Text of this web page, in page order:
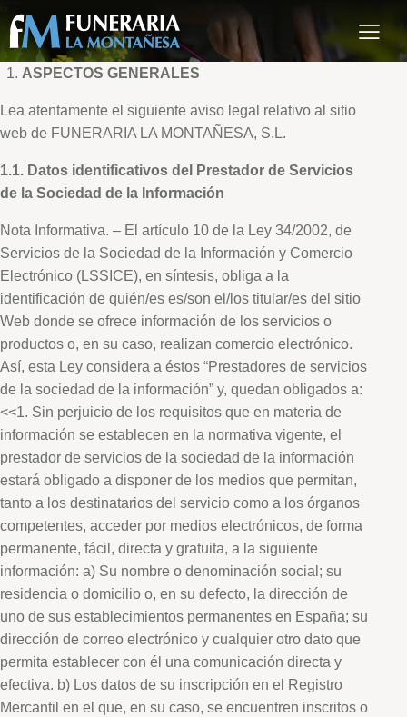
ASPECTOS GENERALES
Lea atentamente el siguiente aviso legal relativo al sitio
web de FUNERARIA LA MONTAÑESA, S.L.
1.1. Datos identificativos del Prestador de Servicios
de la Sociedad de la Información
Nota Informativa. – El artículo 10 de la Ley 34/2002, de
Servicios de la Sociedad de la Información y Comercio
Electrónico (LSSICE), en síntesis, obliga a la
identificación de quién/es es/son el/los titular/es del sitio
Web donde se ofrece información de los servicios o
productos o, en su caso, realizan comercio electrónico.
Así, esta Ley considera a éstos “Prestadores de servicios
de la sociedad de la información” y, quedan obligados a:
<<1. Sin perjuicio de los requisitos que en materia de
información se establecen en la normativa vigente, el
prestador de servicios de la sociedad de la información
estará obligado a disponer de los medios que permitan,
tanto a los destinatarios del servicio como a los órganos
competentes, acceder por medios electrónicos, de forma
permanente, fácil, directa y gratuita, a la siguiente
información: a) Su nombre o denominación social; su
residencia o domicilio o, en su defecto, la dirección de
uno de sus establecimientos permanentes en España; su
dirección de correo electrónico y cualquier otro dato que
permita establecer con él una comunicación directa y
efectiva. b) Los datos de su inscripción en el Registro
Mercantil en el que, en su caso, se encuentren inscritos o